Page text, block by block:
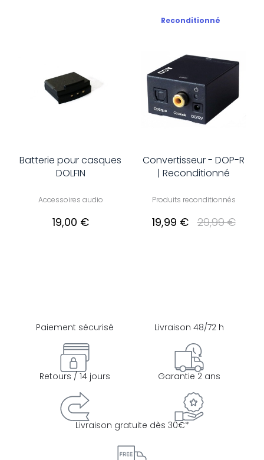
Batterie pour casques
DOLFIN
Accessoires audio
19,00 €
Convertisseur - DOP-R
| Reconditionné
Produits reconditionnés
19,99 € 29,99 €
Reconditionné
Paiement sécurisé Livraison 48/72 h
Retours / 14 jours Garantie 2 ans
Livraison gratuite dès 30€*